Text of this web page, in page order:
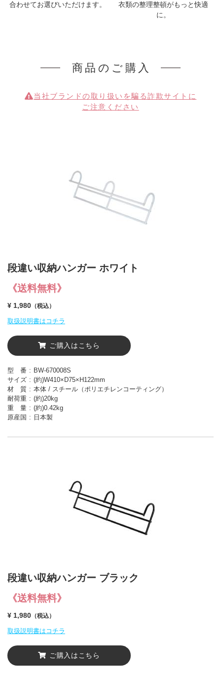
合わせてお選びいただけます。
衣類の整理整頓がもっと快適
に。
商品のご購入
当社ブランドの取り扱いを騙る詐欺サイトに
ご注意ください
段違い収納ハンガー ホワイト
《送料無料》
¥ 1,980 （税込）
取扱説明書はコチラ
ご購入はこちら
型 番
BW-670008S
サイズ
(約)W410×D75×H122mm
材 質
本体 / スチール（ポリエチレンコーティング）
耐荷重
(約)20kg
重 量
(約)0.42kg
原産国
日本製
段違い収納ハンガー ブラック
《送料無料》
¥ 1,980 （税込）
取扱説明書はコチラ
ご購入はこちら